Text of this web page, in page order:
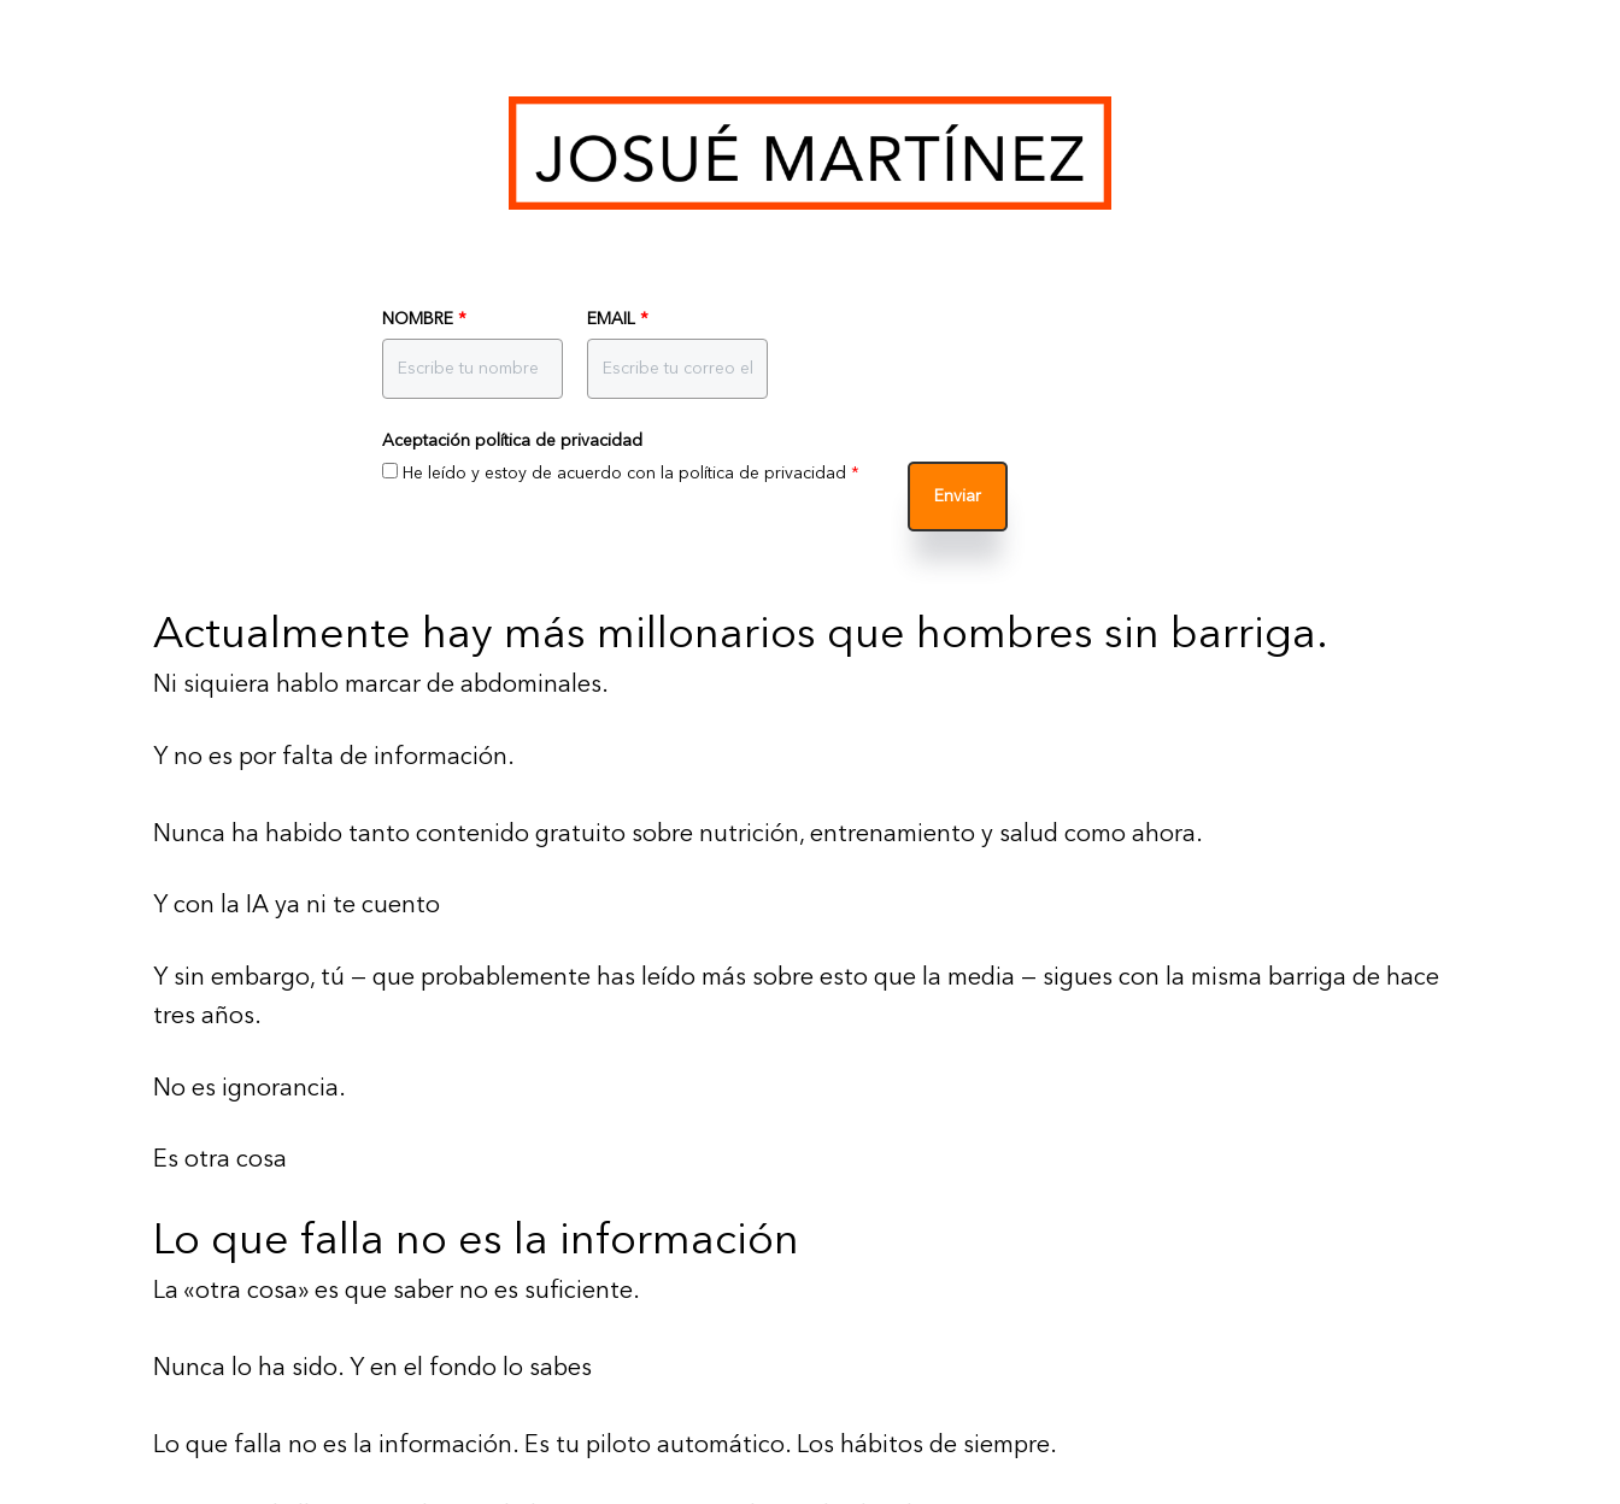
NOMBRE * EMAIL*
Aceptación política de privacidad
He leído y estoy de acuerdo con la política de privacidad *
Enviar
Actualmente hay más millonarios que hombres sin barriga.
Ni siquiera hablo marcar de abdominales.
Y no es por falta de información.
Nunca ha habido tanto contenido gratuito sobre nutrición, entrenamiento y salud como ahora.
Y con la IA ya ni te cuento
Y sin embargo, tú — que probablemente has leído más sobre esto que la media — sigues con la misma barriga de hace
tres años.
No es ignorancia.
Es otra cosa
Lo que falla no es la información
La «otra cosa» es que saber no es suficiente.
Nunca lo ha sido. Y en el fondo lo sabes
Lo que falla no es la información. Es tu piloto automático. Los hábitos de siempre.